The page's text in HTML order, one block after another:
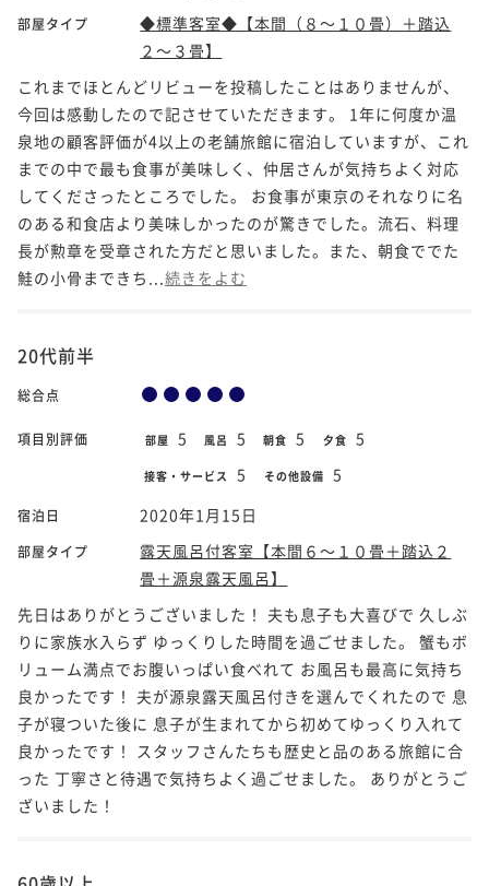
部屋タイプ
◆標準客室◆【本間（８～１０畳）＋踏込
２～３畳】
これまでほとんどリビューを投稿したことはありませんが、
今回は感動したので記させていただきます。 1年に何度か温
泉地の顧客評価が4以上の老舗旅館に宿泊していますが、これ
までの中で最も食事が美味しく、仲居さんが気持ちよく対応
してくださったところでした。 お食事が東京のそれなりに名
のある和食店より美味しかったのが驚きでした。流石、料理
長が勲章を受章された方だと思いました。また、朝食ででた
鮭の小骨まできち... 続きをよむ
20代前半
総合点
項目別評価 部屋 5 風呂 5 朝食 5 夕食 5
接客・サービス 5 その他設備 5
宿泊日 2020年1月15日
部屋タイプ
露天風呂付客室【本間６～１０畳＋踏込２
畳＋源泉露天風呂】
先日はありがとうございました！ 夫も息子も大喜びで 久しぶ
りに家族水入らず ゆっくりした時間を過ごせました。 蟹もボ
リューム満点でお腹いっぱい食べれて お風呂も最高に気持ち
良かったです！ 夫が源泉露天風呂付きを選んでくれたので 息
子が寝ついた後に 息子が生まれてから初めてゆっくり入れて
良かったです！ スタッフさんたちも歴史と品のある旅館に合
った 丁寧さと待遇で気持ちよく過ごせました。 ありがとうご
ざいました！